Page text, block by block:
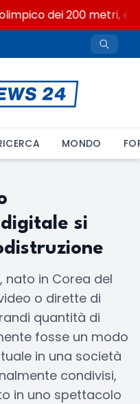
dei 200 metri,
MONDO
si
nato in Corea del
o dirette di
quantità di
fosse un modo
in una società
condivisi,
in uno spettacolo